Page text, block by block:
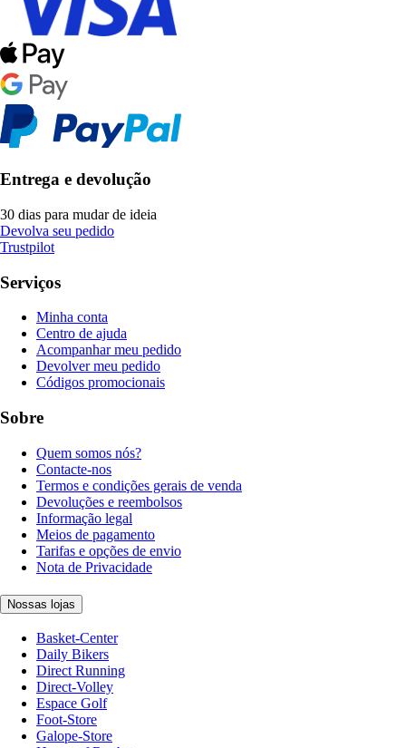
Entrega e devolução
30 dias para mudar de ideia
Devolva seu pedido
Trustpilot
Serviços
Minha conta
Centro de ajuda
Acompanhar meu pedido
Devolver meu pedido
Códigos promocionais
Sobre
Quem somos nós?
Contacte-nos
Termos e condições gerais de venda
Devoluções e reembolsos
Informação legal
Meios de pagamento
Tarifas e opções de envio
Nota de Privacidade
Nossas lojas
Basket-Center
Daily Bikers
Direct Running
Direct-Volley
Espace Golf
Foot-Store
Galope-Store